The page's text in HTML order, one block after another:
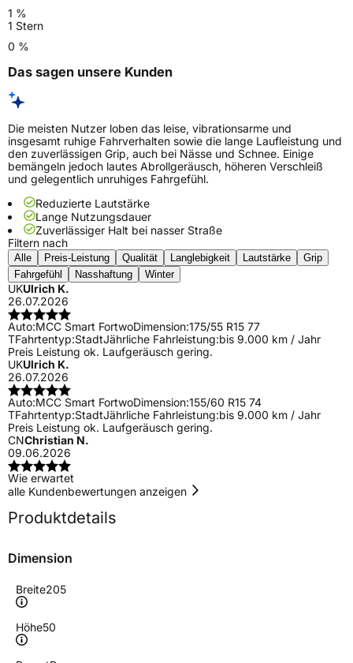
1 %
1 Stern
0 %
Das sagen unsere Kunden
Die meisten Nutzer loben das leise, vibrationsarme und
insgesamt ruhige Fahrverhalten sowie die lange Laufleistung und
den zuverlässigen Grip, auch bei Nässe und Schnee. Einige
bemängeln jedoch lautes Abrollgeräusch, höheren Verschleiß
und gelegentlich unruhiges Fahrgefühl.
Reduzierte Lautstärke
Lange Nutzungsdauer
Zuverlässiger Halt bei nasser Straße
Filtern nach
Alle Preis-Leistung Qualität Langlebigkeit Lautstärke
Grip
Fahrgefühl
Nasshaftung Winter
UKUlrich K.
26.07.2026
Auto:MCC Smart FortwoDimension:175/55 R15 77
TFahrtentyp:StadtJährliche Fahrleistung:bis 9.000 km / Jahr
Preis Leistung ok. Laufgeräusch gering.
UKUlrich K.
26.07.2026
Auto:MCC Smart FortwoDimension:155/60 R15 74
TFahrtentyp:StadtJährliche Fahrleistung:bis 9.000 km / Jahr
Preis Leistung ok. Laufgeräusch gering.
CNChristian N.
09.06.2026
Wie erwartet
alle Kundenbewertungen anzeigen
Produktdetails
Dimension
Breite205
Höhe50